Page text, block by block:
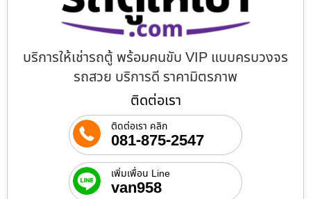
บริการให้เช่ารถตู้ พร้อมคนขับ VIP แบบครบวงจร
รถสวย บริการดี ราคามิตรภาพ
ติดต่อเรา
ติดต่อเรา คลิก
081-875-2547
เพิ่มเพื่อน Line
van958